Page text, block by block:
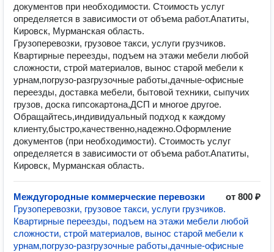
документов при необходимости. Стоимость услуг
определяется в зависимости от объема работ.Апатиты,
Кировск, Мурманская область.
Грузоперевозки, грузовое такси, услуги грузчиков.
Квартирные переезды, подъем на этажи мебели любой
сложности, строй материалов, вынос старой мебели к
урнам,погрузо-разгрузочные работы,дачные-офисные
переезды, доставка мебели, бытовой техники, сыпучих
грузов, доска гипсокартона,ДСП и многое другое.
Обращайтесь,индивидуальный подход к каждому
клиенту,быстро,качественно,надежно.Оформление
документов (при необходимости). Стоимость услуг
определяется в зависимости от объема работ.Апатиты,
Кировск, Мурманская область.
Междугородные коммерческие перевозки
от 800 ₽
Грузоперевозки, грузовое такси, услуги грузчиков.
Квартирные переезды, подъем на этажи мебели любой
сложности, строй материалов, вынос старой мебели к
урнам,погрузо-разгрузочные работы,дачные-офисные